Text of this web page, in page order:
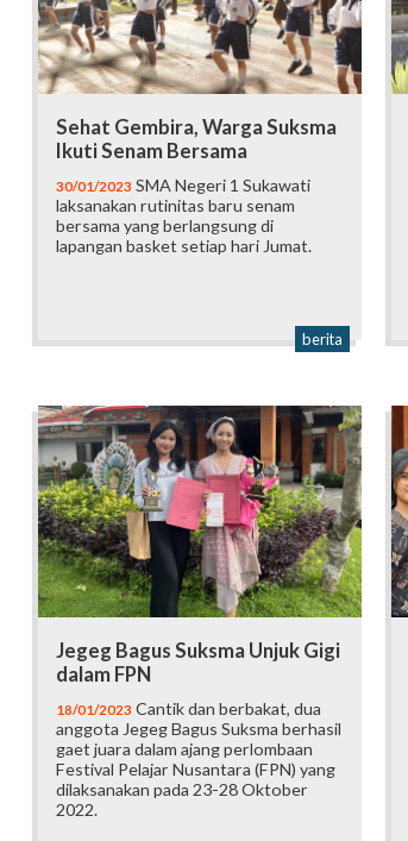
Sehat Gembira, Warga Suksma
Ikuti Senam Bersama
30/01/2023 SMA Negeri 1 Sukawati
laksanakan rutinitas baru senam
bersama yang berlangsung di
lapangan basket setiap hari Jumat.
berita
Jegeg Bagus Suksma Unjuk Gigi
dalam FPN
18/01/2023 Cantik dan berbakat, dua
anggota Jegeg Bagus Suksma berhasil
gaet juara dalam ajang perlombaan
Festival Pelajar Nusantara (FPN) yang
dilaksanakan pada 23-28 Oktober
2022.